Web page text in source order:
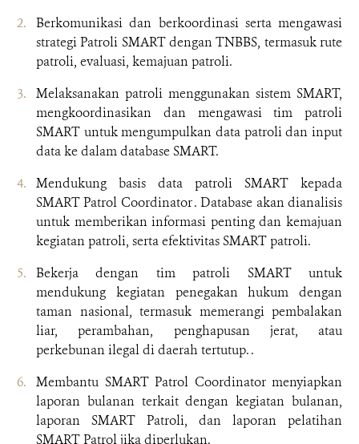
Berkomunikasi dan berkoordinasi serta mengawasi
strategi Patroli SMART dengan TNBBS, termasuk rute
patroli, evaluasi, kemajuan patroli.
Melaksanakan patroli menggunakan sistem SMART,
mengkoordinasikan dan mengawasi tim patroli
SMART untuk mengumpulkan data patroli dan input
data ke dalam database SMART.
Mendukung basis data patroli SMART kepada
SMART Patrol Coordinator . Database akan dianalisis
untuk memberikan informasi penting dan kemajuan
kegiatan patroli, serta efektivitas SMART patroli.
Bekerja dengan tim patroli SMART untuk
mendukung kegiatan penegakan hukum dengan
taman nasional, termasuk memerangi pembalakan
liar, perambahan, penghapusan jerat, atau
perkebunan ilegal di daerah tertutup. .
Membantu SMART Patrol Coordinator menyiapkan
laporan bulanan terkait dengan kegiatan bulanan,
laporan SMART Patroli, dan laporan pelatihan
SMART Patrol jika diperlukan.